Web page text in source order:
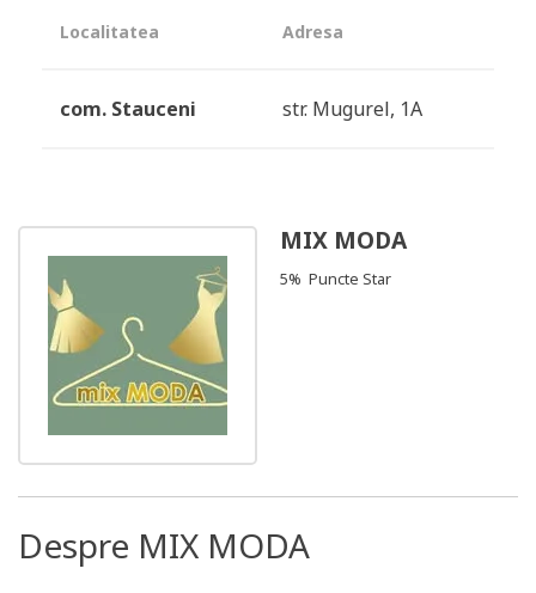
Localitatea Adresa
com. Stauceni str. Mugurel, 1A
MIX MODA
5% Puncte Star
Despre MIX MODA